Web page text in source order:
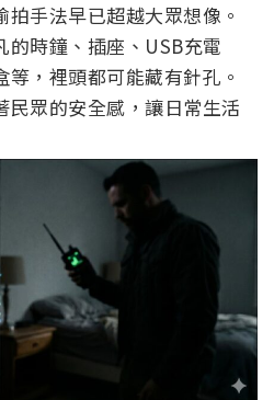
拍手法早已超越大眾想像。
時鐘、插座、USB充電
，裡頭都可能藏有針孔。
民眾的安全感，讓日常生活